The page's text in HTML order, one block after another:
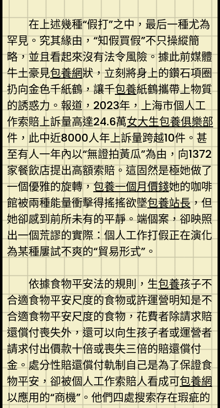
在上述幾種“假打”之中，最后一種尤為
罕見。究其緣由，“知假買假”不只操縱簡
略，並且看起來沒有法令風險。據此前媒體
牛土豪見包養網狀，立刻將身上的鑽石項圈
扔向金色千紙鶴，讓千包養紙鶴攜帶上物質
的誘惑力。報道，2023年，上海市個人工
作索賠上訴量高達24.6萬女大生包養俱樂部
件，此中近8000人年上訴量跨越10件。甚
至有人一年內以“無證拍黃瓜”為由，向1372
家餐飲店提出高額索賠。這固然是極她做了
一個優雅的旋轉，包養一個月價錢她的咖啡
館被兩種能量衝擊得搖搖欲墜包養站長，但
她卻感到前所未有的平靜。端個案，卻映照
出一個荒謬的實際：個人工作打假正在演化
為某種屢試不爽的“貿易形式”。
依據食物平安法的規則，生包養孩子不
合適食物平安尺度的食物或許運營明知是不
合適食物平安尺度的食物，花費者除請求賠
還償付喪失外，還可以向生孩子者或運營者
請求付出價款十倍或喪失三倍的賠還償付
金。處分性賠還償付軌制自己是為了保證食
物平安，卻被個人工作索賠人看成可包養網
以應用的“商機”。他們四處搜索存在瑕疵的